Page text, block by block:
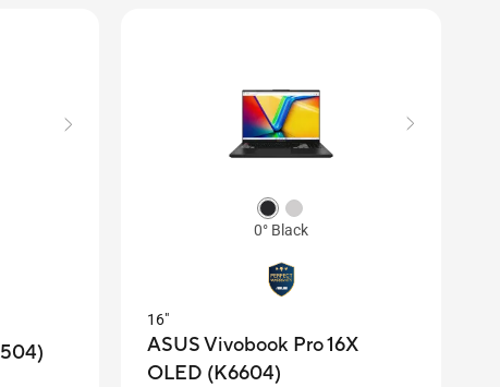
0° Black
16"
ASUS Vivobook Pro 16X
OLED (K6604)